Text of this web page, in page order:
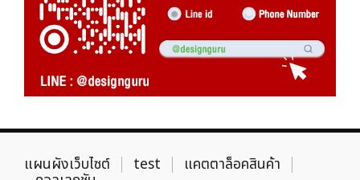
แผนผังเว็บไซต์ test แคตตาล็อคสินค้า